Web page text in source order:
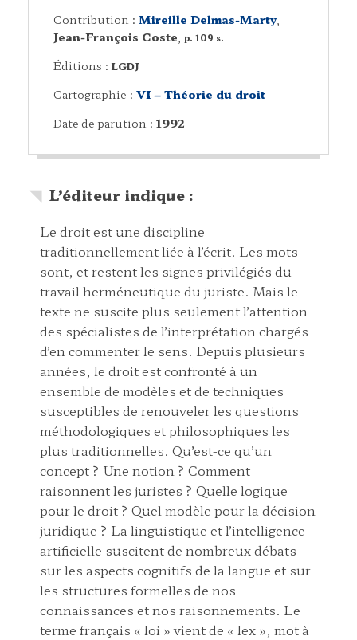
Contribution : Mireille Delmas-Marty,
Jean-François Coste, p. 109 s.
Éditions : LGDJ
Cartographie : VI – Théorie du droit
Date de parution : 1992
L’éditeur indique :
Le droit est une discipline
traditionnellement liée à l’écrit. Les mots
sont, et restent les signes privilégiés du
travail herméneutique du juriste. Mais le
texte ne suscite plus seulement l’attention
des spécialistes de l’interprétation chargés
d’en commenter le sens. Depuis plusieurs
années, le droit est confronté à un
ensemble de modèles et de techniques
susceptibles de renouveler les questions
méthodologiques et philosophiques les
plus traditionnelles. Qu’est-ce qu’un
concept ? Une notion ? Comment
raisonnent les juristes ? Quelle logique
pour le droit ? Quel modèle pour la décision
juridique ? La linguistique et l’intelligence
artificielle suscitent de nombreux débats
sur les aspects cognitifs de la langue et sur
les structures formelles de nos
connaissances et nos raisonnements. Le
terme français « loi »vient de « lex », mot à